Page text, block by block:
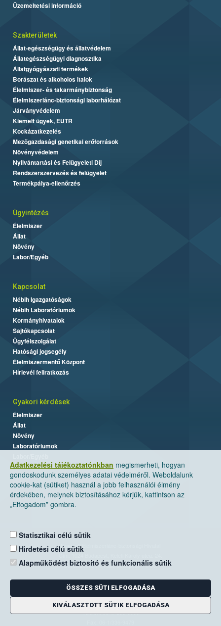
Adatkezelési tájékoztatónkban megismerheti, hogyan
gondoskodunk személyes adatai védelméről. Weboldalunk
cookie-kat (sütiket) használ a jobb felhasználói élmény
érdekében, melynek biztosításához kérjük, kattintson az
„Elfogadom” gombra.
Statisztikai célú sütik
Hirdetési célú sütik
Alapműködést biztosító és funkcionális sütik
ÖSSZES SÜTI ELFOGADÁSA
KIVÁLASZTOTT SÜTIK ELFOGADÁSA
Üzemeltetési információ
Szakterületek
Állat-egészségügy és állatvédelem
Állategészségügyi diagnosztika
Állatgyógyászati termékek
Borászat és alkoholos italok
Élelmiszer- és takarmánybiztonság
Élelmiszerlánc-biztonsági laborhálózat
Járványvédelem
Kiemelt ügyek, EUTR
Kockázatkezelés
Mezőgazdasági genetikai erőforrások
Növényvédelem
Nyilvántartási és Felügyeleti Díj
Rendszerszervezés és felügyelet
Termékpálya-ellenőrzés
Ügyintézés
Élelmiszer
Állat
Növény
Labor/Egyéb
Kapcsolat
Nébih Igazgatóságok
Nébih Laboratóriumok
Kormányhivatalok
Sajtókapcsolat
Ügyfélszolgálat
Hatósági jogsegély
Élelmiszermentő Központ
Hírlevél feliratkozás
Gyakori kérdések
Élelmiszer
Állat
Növény
Laboratóriumok
Nemzeti Élelmiszerlánc-biztonsági Hivatal
Levelezési cím: 1525 Budapest. Pf. 30.
E-mail:ugyfelszolgalat@nebih.gov.hu
Zöld szám: 06-80/263-244
Telefon: 06-1/ 336-9000